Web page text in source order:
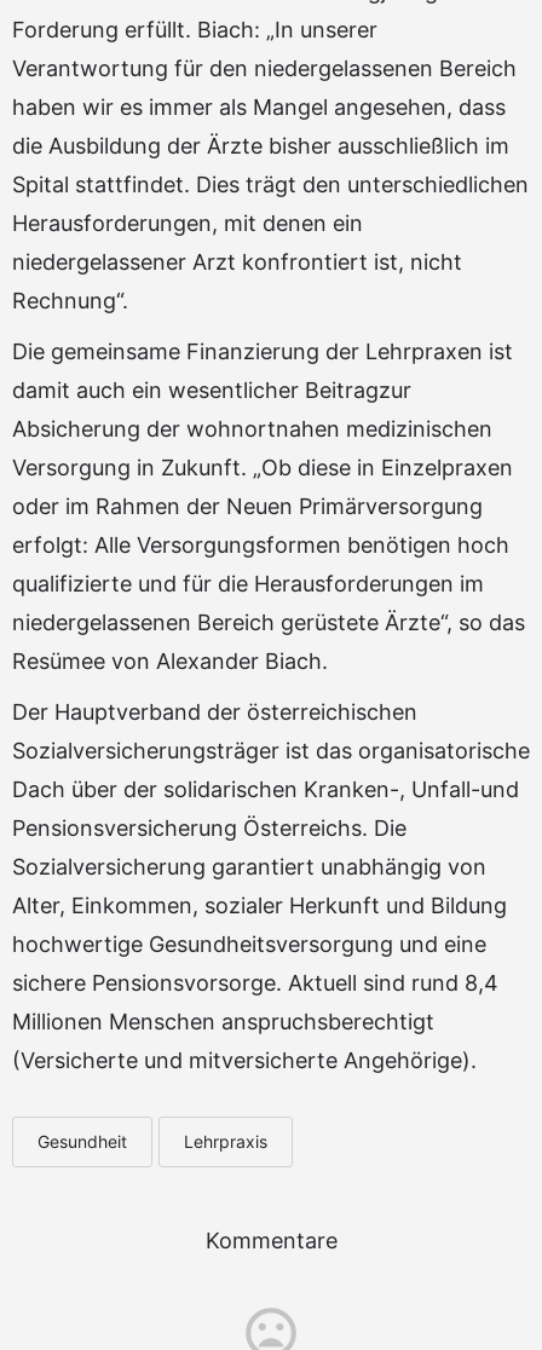
Forderung erfüllt. Biach: „In unserer
Verantwortung für den niedergelassenen Bereich
haben wir es immer als Mangel angesehen, dass
die Ausbildung der Ärzte bisher ausschließlich im
Spital stattfindet. Dies trägt den unterschiedlichen
Herausforderungen, mit denen ein
niedergelassener Arzt konfrontiert ist, nicht
Rechnung“.
Die gemeinsame Finanzierung der Lehrpraxen ist
damit auch ein wesentlicher Beitragzur
Absicherung der wohnortnahen medizinischen
Versorgung in Zukunft. „Ob diese in Einzelpraxen
oder im Rahmen der Neuen Primärversorgung
erfolgt: Alle Versorgungsformen benötigen hoch
qualifizierte und für die Herausforderungen im
niedergelassenen Bereich gerüstete Ärzte“, so das
Resümee von Alexander Biach.
Der Hauptverband der österreichischen
Sozialversicherungsträger ist das organisatorische
Dach über der solidarischen Kranken-, Unfall-und
Pensionsversicherung Österreichs. Die
Sozialversicherung garantiert unabhängig von
Alter, Einkommen, sozialer Herkunft und Bildung
hochwertige Gesundheitsversorgung und eine
sichere Pensionsvorsorge. Aktuell sind rund 8,4
Millionen Menschen anspruchsberechtigt
(Versicherte und mitversicherte Angehörige).
Gesundheit Lehrpraxis
Kommentare